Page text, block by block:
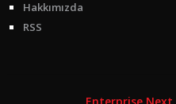
Hakkımızda
RSS